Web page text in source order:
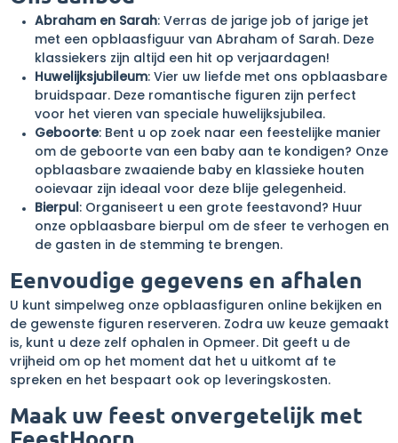
Abraham en Sarah: Verras de jarige job of jarige jet
met een opblaasfiguur van Abraham of Sarah. Deze
klassiekers zijn altijd een hit op verjaardagen!
Huwelijksjubileum: Vier uw liefde met ons opblaasbare
bruidspaar. Deze romantische figuren zijn perfect
voor het vieren van speciale huwelijksjubilea.
Geboorte: Bent u op zoek naar een feestelijke manier
om de geboorte van een baby aan te kondigen? Onze
opblaasbare zwaaiende baby en klassieke houten
ooievaar zijn ideaal voor deze blije gelegenheid.
Bierpul: Organiseert u een grote feestavond? Huur
onze opblaasbare bierpul om de sfeer te verhogen en
de gasten in de stemming te brengen.
Eenvoudige gegevens en afhalen
U kunt simpelweg onze opblaasfiguren online bekijken en
de gewenste figuren reserveren. Zodra uw keuze gemaakt
is, kunt u deze zelf ophalen in Opmeer. Dit geeft u de
vrijheid om op het moment dat het u uitkomt af te
spreken en het bespaart ook op leveringskosten.
Maak uw feest onvergetelijk met